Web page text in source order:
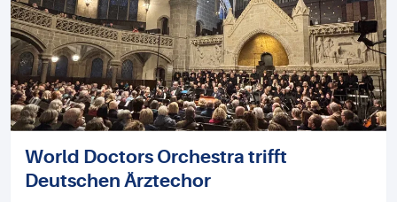
World Doctors Orchestra trifft
Deutschen Ärztechor